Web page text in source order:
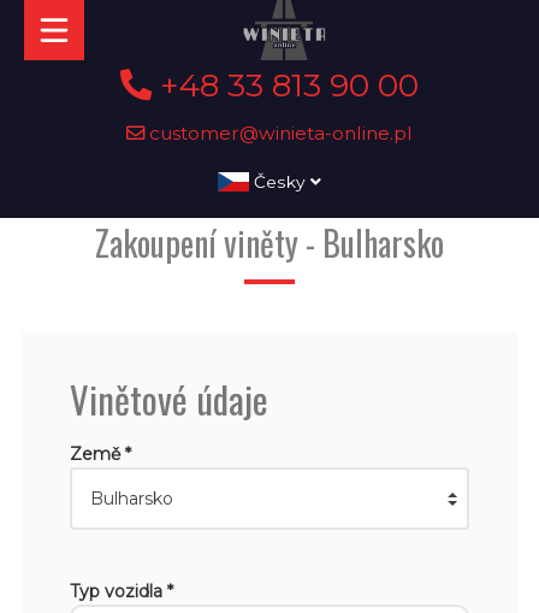
+48 33 813 90 00
customer@winieta-online.pl
Česky
Zakoupení viněty - Bulharsko
Vinětové údaje
Země *
Typ vozidla *